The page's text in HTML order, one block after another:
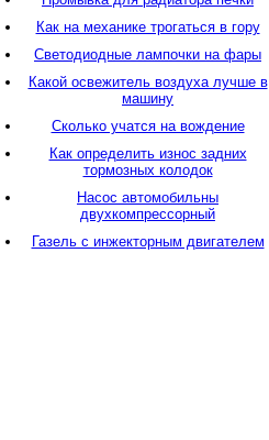
Как на механике трогаться в гору
Светодиодные лампочки на фары
Какой освежитель воздуха лучше в
машину
Сколько учатся на вождение
Как определить износ задних
тормозных колодок
Насос автомобильны
двухкомпрессорный
Газель с инжекторным двигателем